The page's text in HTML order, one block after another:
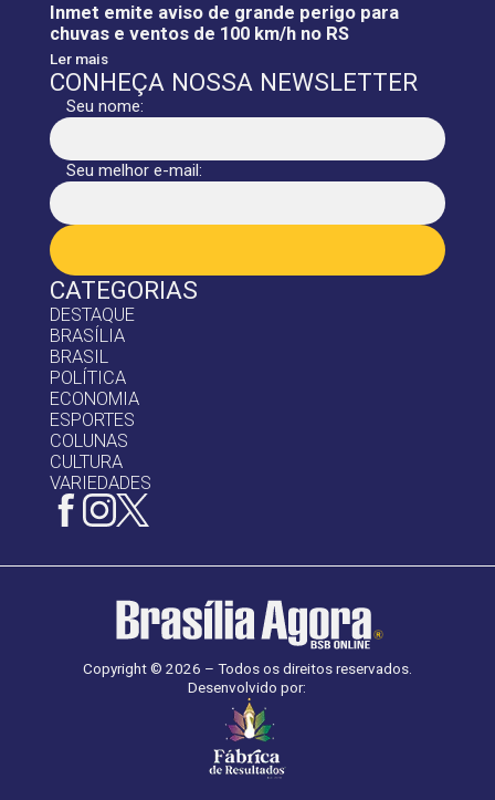
CATEGORIAS
DESTAQUE
BRASÍLIA
BRASIL
POLÍTICA
ECONOMIA
ESPORTES
COLUNAS
CULTURA
VARIEDADES
Inmet emite aviso de grande perigo para
chuvas e ventos de 100 km/h no RS
Ler mais
CONHEÇA NOSSA NEWSLETTER
Seu nome:
Seu melhor e-mail:
Copyright © 2026 – Todos os direitos reservados.
Desenvolvido por: